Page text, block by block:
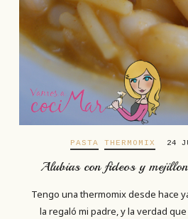
PASTA THERMOMIX 24
Alubias con fideos y
Tengo una thermomix desde hace
la regaló mi padre, y la verdad